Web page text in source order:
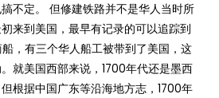
不定。 但修建铁路并不是华人当时所
来到美国，最早有记录的可以追踪到
，有三个华人船工被带到了美国，这
就美国西部来说，1700年代还是墨西
根据中国广东等沿海地方志，1700年